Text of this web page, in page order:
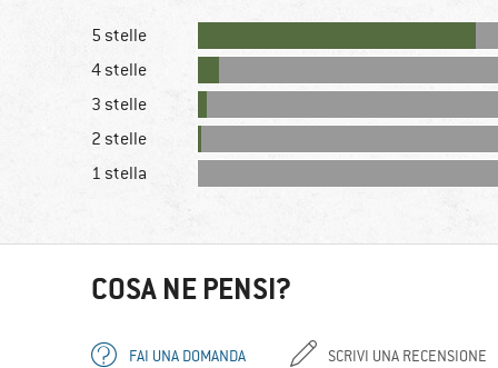
5 stelle
4 stelle
3 stelle
2 stelle
1 stella
COSA NE PENSI?
FAI UNA DOMANDA SCRIVI UNA RECENSIONE